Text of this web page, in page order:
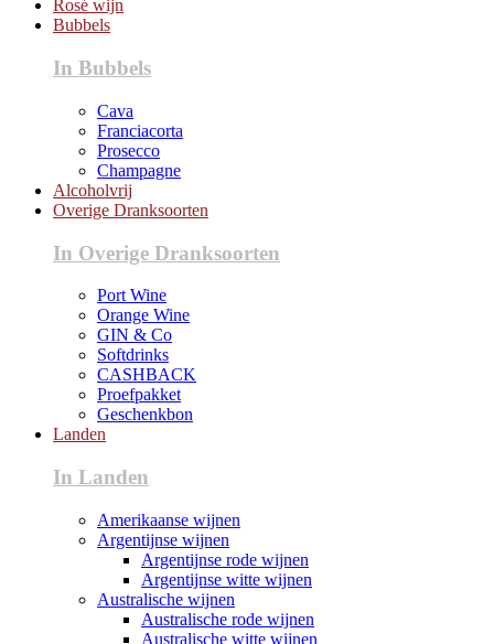
Rosé wijn
Bubbels
In Bubbels
Cava
Franciacorta
Prosecco
Champagne
Alcoholvrij
Overige Dranksoorten
In Overige Dranksoorten
Port Wine
Orange Wine
GIN & Co
Softdrinks
CASHBACK
Proefpakket
Geschenkbon
Landen
In Landen
Amerikaanse wijnen
Argentijnse wijnen
Argentijnse rode wijnen
Argentijnse witte wijnen
Australische wijnen
Australische rode wijnen
Australische witte wijnen